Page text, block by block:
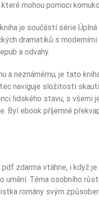
mohou pomoci
je součástí série
dramatiků s
a odvahy.
a neznámému, je tato
naviguje složitosti
lidského stavu, s všemi
Byl ebook příjemně
zdarma vtáhne, i když
umění. Téma osobního
romány svým